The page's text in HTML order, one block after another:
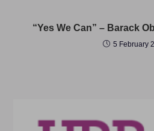
“Yes We Can” – Barack
5 February